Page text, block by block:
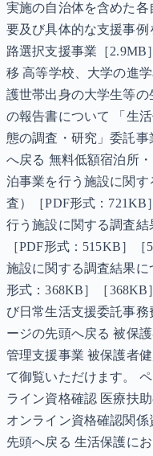
実施の自治体を含めた
要及び具体的な支援事
路選択支援事業［
移 高等学校、大学の進
護世帯出身の大学生等
の報告書について 「生
態の調査・研究」委託
へ戻る 無料低額宿泊所
泊事業を行う施設に関
査）［PDF形式：721KB
行う施設に関する調査結
［PDF形式：515KB］
施設に関する調査結果
形式：368KB］［368KB
び日常生活支援委託事
ージの先頭へ戻る 被保
管理支援事業 被保護者
て御覧いただけます。
ライン資格確認 医療扶
オンライン資格確認関
先頭へ戻る 生活保護に